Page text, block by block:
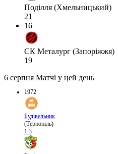
Поділля (Хмельницький)
21
16
СК Металург (Запоріжжя)
19
6 серпня Матчі у цей день
1972
Будівельник
(Тернопіль)
1:3